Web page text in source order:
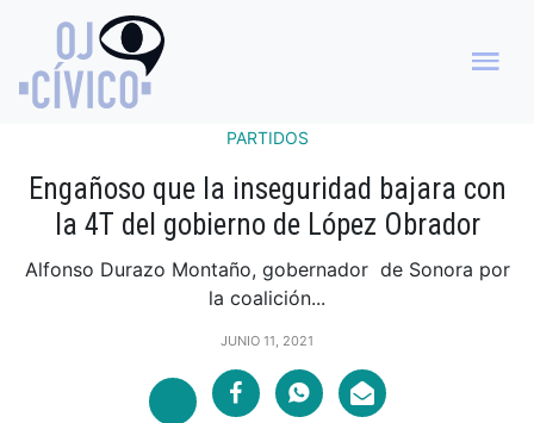
PARTIDOS
Engañoso que la inseguridad bajara con
la 4T del gobierno de López Obrador
Alfonso Durazo Montaño, gobernador de Sonora por
la coalición...
JUNIO 11, 2021